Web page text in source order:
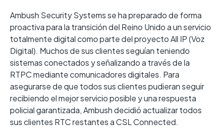
Ambush Security Systems se ha preparado de forma
proactiva para la transición del Reino Unido a un servicio
totalmente digital como parte del proyecto All IP (Voz
Digital). Muchos de sus clientes seguían teniendo
sistemas conectados y señalizando a través de la
RTPC mediante comunicadores digitales. Para
asegurarse de que todos sus clientes pudieran seguir
recibiendo el mejor servicio posible y una respuesta
policial garantizada, Ambush decidió actualizar todos
sus clientes RTC restantes a CSL Connected.